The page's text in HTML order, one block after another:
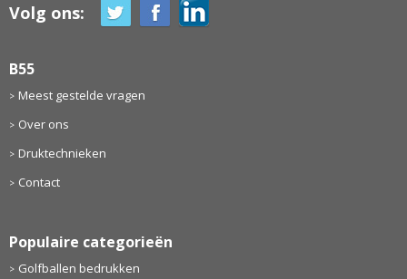
Volg ons:
B55
Meest gestelde vragen
Over ons
Druktechnieken
Contact
Populaire categorieën
Golfballen bedrukken